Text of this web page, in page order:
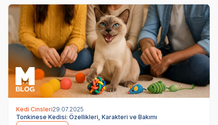
Kedi Cinsleri29.07.2025
Tonkinese Kedisi: Özellikleri, Karakteri ve Bakımı